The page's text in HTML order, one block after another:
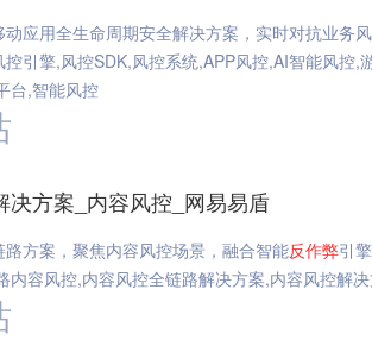
应用全生命周期安全解决方案，实时对抗业务
引擎,风控SDK,风控系统,APP风控,AI智能风
台,智能风控
决方案_内容风控_网易易盾
方案，聚焦内容风控场景，融合智能反作弊引
内容风控,内容风控全链路解决方案,内容风控解